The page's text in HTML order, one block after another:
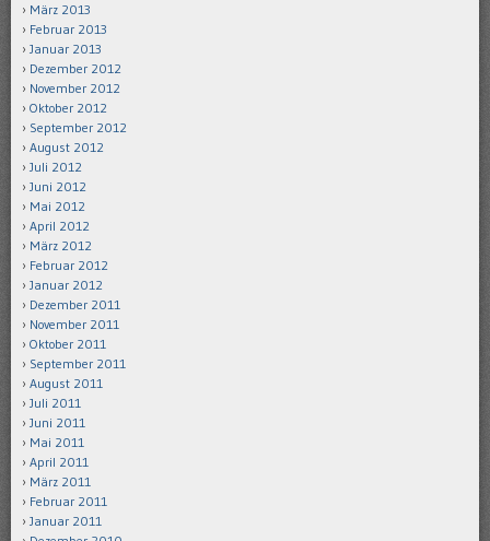
März 2013
Februar 2013
Januar 2013
Dezember 2012
November 2012
Oktober 2012
September 2012
August 2012
Juli 2012
Juni 2012
Mai 2012
April 2012
März 2012
Februar 2012
Januar 2012
Dezember 2011
November 2011
Oktober 2011
September 2011
August 2011
Juli 2011
Juni 2011
Mai 2011
April 2011
März 2011
Februar 2011
Januar 2011